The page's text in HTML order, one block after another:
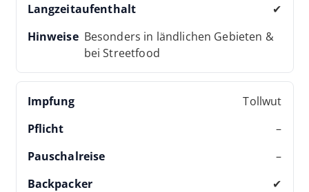
✔
Besonders in ländlichen Gebieten &
bei Streetfood
Tollwut
–
–
✔